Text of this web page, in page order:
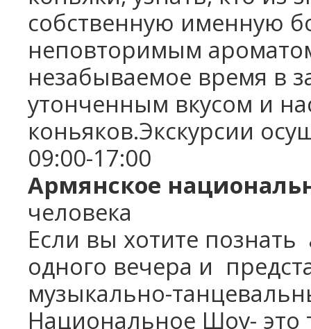
собственную именную
неповторимым
незабываемое время в
утонченным вкусом и
коньяков.Экскурсии
09:00-17:00
Армянское
человека
Если вы хотите познать
одного вечера и
музыкально-
Национальное Шоу- это